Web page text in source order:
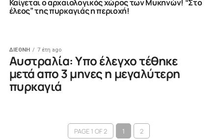
Καίγεται ο αρχαιολογικός χώρος των Μυκηνών! “Στο
έλεος” της πυρκαγιάς η περιοχή!
ΔΙΕΘΝΗ 7 έτη ago
Αυστραλία: Υπο έλεγχο τέθηκε
μετά απο 3 μηνες η μεγαλύτερη
πυρκαγιά
PAGE 1 OF 2 1 2